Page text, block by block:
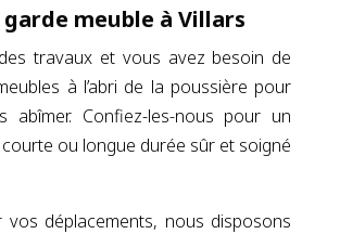
meuble à Villars
travaux et vous avez besoin de
à l’abri de la poussière pour
abîmer. Confiez-les-nous pour un
ou longue durée sûr et soigné
vos déplacements, nous disposons